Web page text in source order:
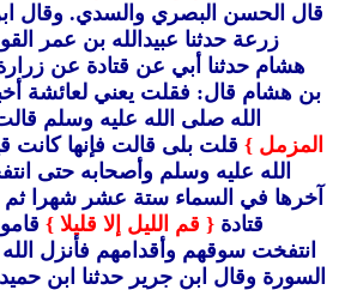
قال الحسن البصري والسدي. وقال
زرعة حدثنا عبيدالله بن عمر
هشام حدثنا أبي عن قتادة عن
بن هشام قال: فقلت يعني لعائشة
الله صلى الله عليه وسلم
المزمل } قلت بلى قالت فإنها كانت
الله عليه وسلم وأصحابه حتى
آخرها في السماء ستة عشر شهرا
قتادة { قم الليل إلا قليلا }
انتفخت سوقهم وأقدامهم فأنزل
السورة وقال ابن جرير حدثنا ابن